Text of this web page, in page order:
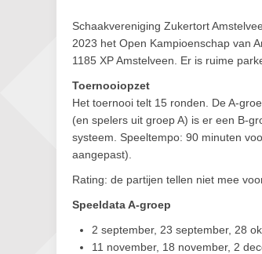
Schaakvereniging Zukertort
2023 het Open Kampioenschap van
1185 XP Amstelveen. Er is ruime
Toernooiopzet
Het toernooi telt 15 ronden. De A-
(en spelers uit groep A) is er een B-
systeem. Speeltempo: 90 minuten
aangepast).
Rating: de partijen tellen niet mee
Speeldata A-groep
2 september, 23 september, 28
11 november, 18 november, 2